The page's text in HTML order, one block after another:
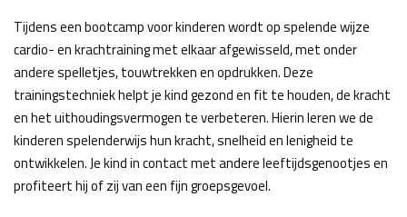
Tijdens een bootcamp voor kinderen wordt op spelende wijze
cardio- en krachtraining met elkaar afgewisseld, met onder
andere spelletjes, touwtrekken en opdrukken. Deze
trainingstechniek helpt je kind gezond en fit te houden, de kracht
en het uithoudingsvermogen te verbeteren. Hierin leren we de
kinderen spelenderwijs hun kracht, snelheid en lenigheid te
ontwikkelen. Je kind in contact met andere leeftijdsgenootjes en
profiteert hij of zij van een fijn groepsgevoel.